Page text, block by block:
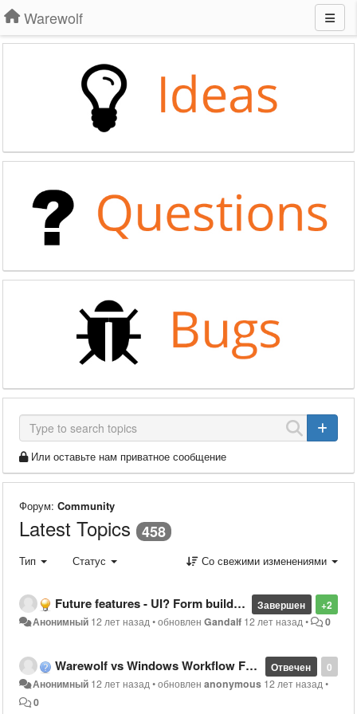
Warewolf
Или оставьте нам приватное сообщение
Форум: Community
Latest Topics 458
Тип Статус Со свежими изменениями
+2
Завершен
Future features - UI? Form builder?
Анонимный 12 лет назад•обновленGandalf 12 лет назад• 0
0
Отвечен
Warewolf vs Windows Workflow Foundation
Анонимный 12 лет назад•обновленanonymous 12 лет назад•
0